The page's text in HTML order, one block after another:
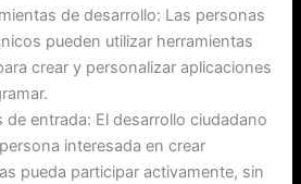
de desarrollo: Las personas
pueden utilizar herramientas
crear y personalizar aplicaciones
de entrada: El desarrollo ciudadano
interesada en crear
pueda participar activamente, sin